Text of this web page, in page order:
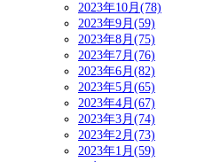
2023年10月(78)
2023年9月(59)
2023年8月(75)
2023年7月(76)
2023年6月(82)
2023年5月(65)
2023年4月(67)
2023年3月(74)
2023年2月(73)
2023年1月(59)